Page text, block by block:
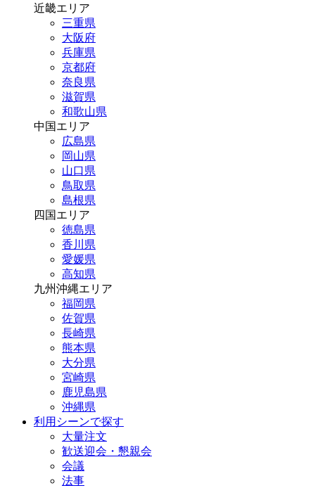
近畿エリア
三重県
大阪府
兵庫県
京都府
奈良県
滋賀県
和歌山県
中国エリア
広島県
岡山県
山口県
鳥取県
島根県
四国エリア
徳島県
香川県
愛媛県
高知県
九州沖縄エリア
福岡県
佐賀県
長崎県
熊本県
大分県
宮崎県
鹿児島県
沖縄県
利用シーンで探す
大量注文
歓送迎会・懇親会
会議
法事